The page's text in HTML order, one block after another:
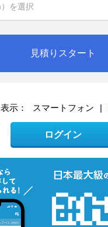
見積りスタート
表示： スマートフォン |
ログイン